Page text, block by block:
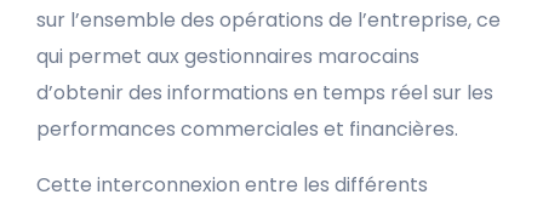
sur l’ensemble des opérations de l’entreprise, ce
qui permet aux gestionnaires marocains
d’obtenir des informations en temps réel sur les
performances commerciales et financières.
Cette interconnexion entre les différents